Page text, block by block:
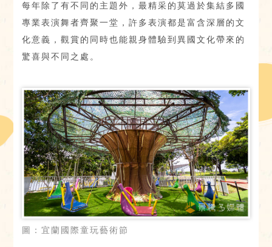
每年除了有不同的主題外，最精采的莫過於集結多國
專業表演舞者齊聚一堂，許多表演都是富含深層的文
化意義，觀賞的同時也能親身體驗到異國文化帶來的
驚喜與不同之處。
圖：宜蘭國際童玩藝術節